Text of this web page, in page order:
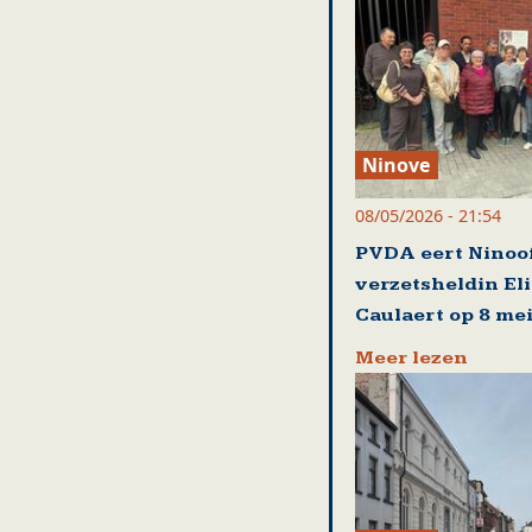
Ninove
08/05/2026 - 21:54
PVDA eert
verzetsheldin
Caulaert op 8 mei
Meer lezen